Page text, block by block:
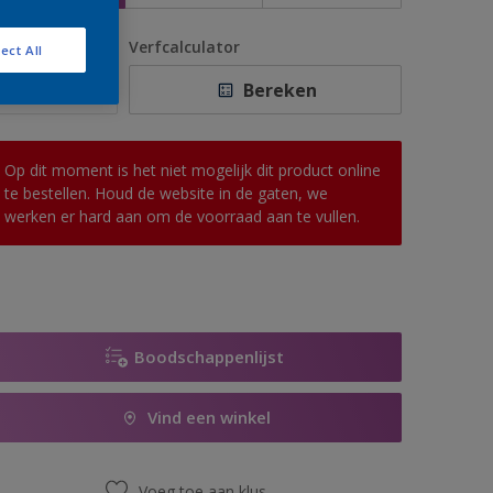
Verfcalculator
Bereken
Op dit moment is het niet mogelijk dit product online
te bestellen. Houd de website in de gaten, we
werken er hard aan om de voorraad aan te vullen.
Boodschappenlijst
Vind een winkel
All